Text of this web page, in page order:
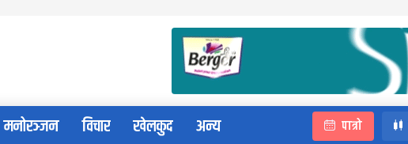
मनोरञ्जन विचार खेलकुद अन्य पात्रो